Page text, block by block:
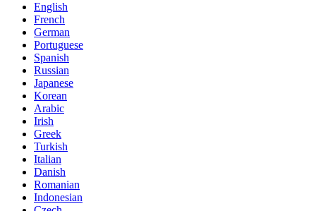
English
French
German
Portuguese
Spanish
Russian
Japanese
Korean
Arabic
Irish
Greek
Turkish
Italian
Danish
Romanian
Indonesian